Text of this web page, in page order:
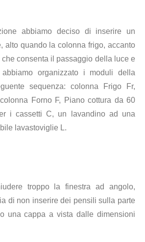
abbiamo deciso di inserire un
alto quando la colonna frigo, accanto
consenta il passaggio della luce e
abbiamo organizzato i moduli della
sequenza: colonna Frigo Fr,
Forno F, Piano cottura da 60
i cassetti C, un lavandino ad una
lavastoviglie L.
troppo la finestra ad angolo,
di non inserire dei pensili sulla parte
una cappa a vista dalle dimensioni